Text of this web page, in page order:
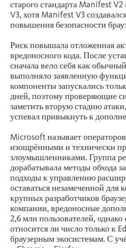
старого стандарта Manifest
V3, хотя Manifest V3
повышения безопасности
Риск повышала отложенная
вредоносного кода. После
сначала вело себя как
выполняло заявленную
компоненты запускались
дней, поэтому проверяющие
заметить вторую стадию
успевал привыкнуть к
Microsoft называет
изощрёнными и технически
злоумышленниками. Группа
дорабатывала методы обхода
подходы к управлению
оставаться незамеченной для
крупных разработчиков
компании, вредоносные
2,6 млн пользователей, однако
относится ли число только к
браузерным экосистемам. С